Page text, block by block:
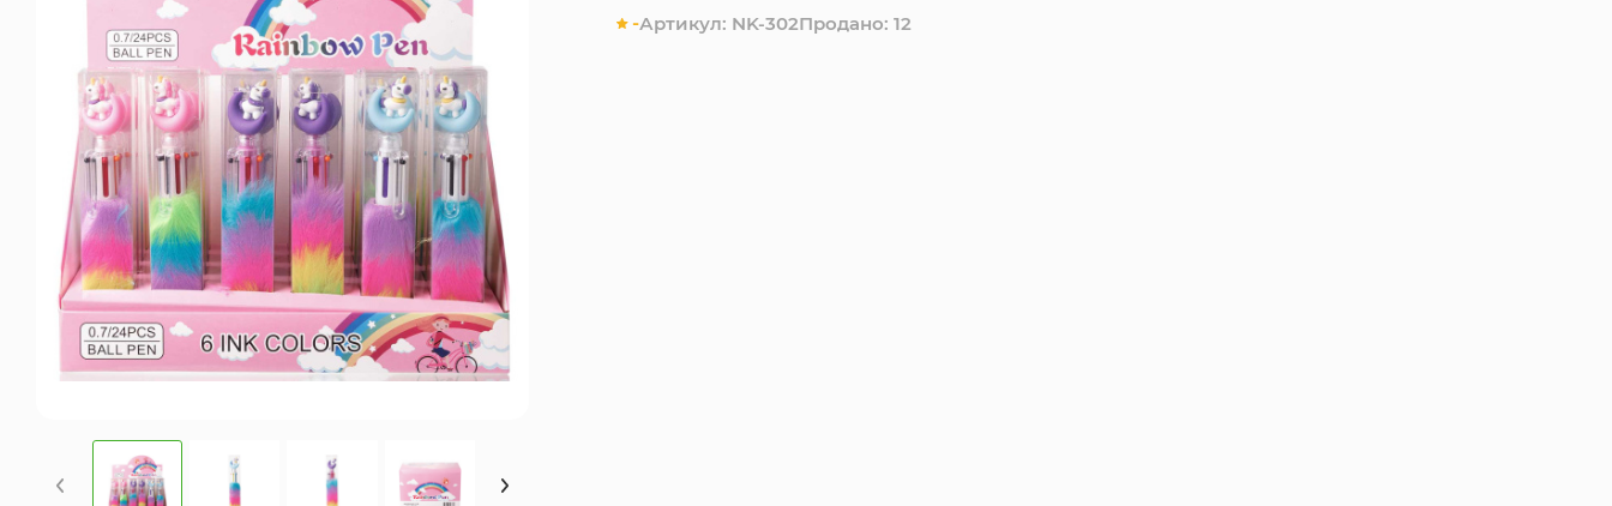
-Артикул: NK-302Продано: 12